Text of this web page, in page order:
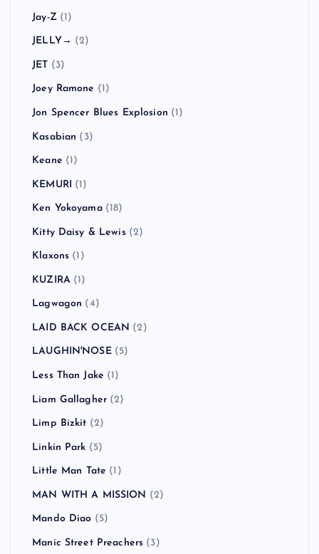
Jay-Z(1)
JELLY→ (2)
JET (3)
Joey Ramone (1)
Jon Spencer Blues Explosion (1)
Kasabian (3)
Keane (1)
KEMURI (1)
Ken Yokoyama(18)
Kitty Daisy & Lewis(2)
Klaxons (1)
KUZIRA(1)
Lagwagon (4)
LAID BACK OCEAN (2)
LAUGHIN'NOSE(5)
Less Than Jake (1)
Liam Gallagher (2)
Limp Bizkit (2)
Linkin Park (5)
Little Man Tate (1)
MAN WITH A MISSION (2)
Mando Diao (5)
Manic Street Preachers (3)